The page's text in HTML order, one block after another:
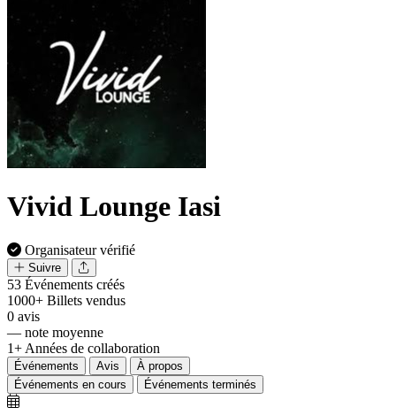
Vivid Lounge Iasi
Organisateur vérifié
Suivre
53 Événements créés
1000+ Billets vendus
0 avis
— note moyenne
1+ Années de collaboration
Événements Avis
À propos
Événements en cours
Événements terminés